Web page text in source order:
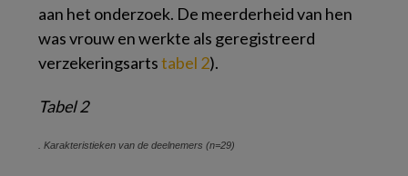
aan het onderzoek. De meerderheid van hen
was vrouw en werkte als geregistreerd
verzekeringsartstabel 2).
Tabel 2
. Karakteristieken van de deelnemers (n=29)